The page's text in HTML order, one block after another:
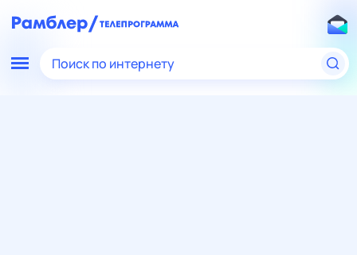
Поиск по интернету